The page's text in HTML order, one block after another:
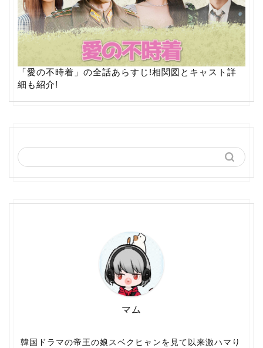
「愛の不時着」の全話あらすじ!相関図とキャスト詳
細も紹介!
マム
韓国ドラマの帝王の娘スベクヒャンを見て以来激ハマり